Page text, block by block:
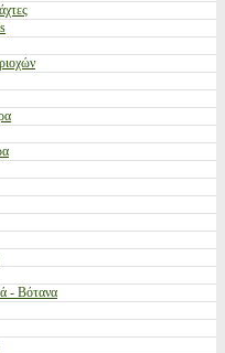
- Βότανα